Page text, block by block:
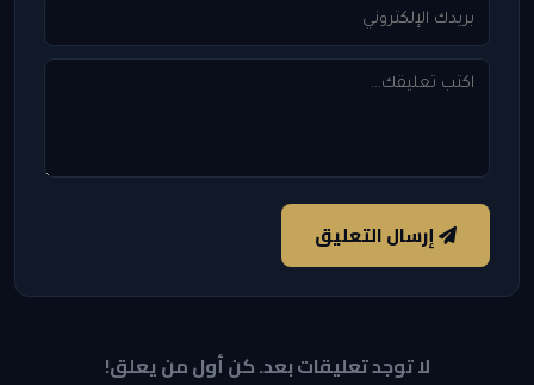
إرسال التعليق
لا توجد تعليقات بعد. كن أول من يعلق!